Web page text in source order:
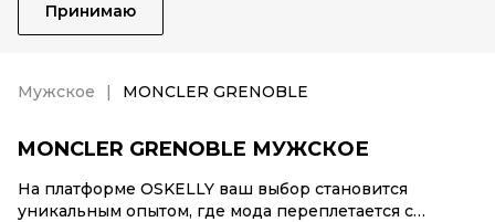
Принимаю
Мужское MONCLER GRENOBLE
MONCLER GRENOBLE МУЖСКОЕ
На платформе OSKELLY ваш выбор становится
уникальным опытом, где мода переплетается с